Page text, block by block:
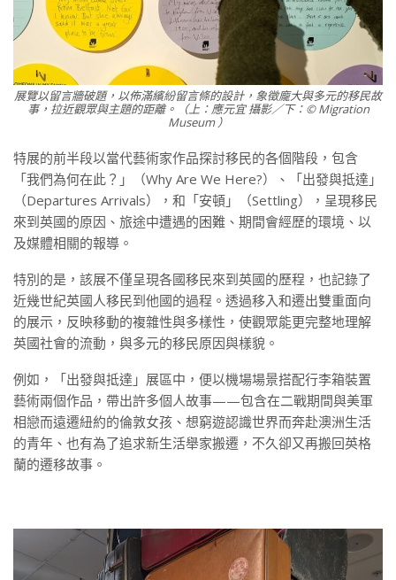
展覽以留言牆破題，以佈滿繽紛留言條的設計，象徵龐大與多元的移民故
事，拉近觀眾與主題的距離。（上：應元宜 攝影／下：© Migration
Museum ）
特展的前半段以當代藝術家作品探討移民的各個階段，包含
「我們為何在此？」（Why Are We Here?）、「出發與抵達」
（Departures Arrivals），和「安頓」（Settling），呈現移民
來到英國的原因、旅途中遭遇的困難、期間會經歷的環境、以
及媒體相關的報導。
特別的是，該展不僅呈現各國移民來到英國的歷程，也記錄了
近幾世紀英國人移民到他國的過程。透過移入和遷出雙重面向
的展示，反映移動的複雜性與多樣性，使觀眾能更完整地理解
英國社會的流動，與多元的移民原因與樣貌。
例如，「出發與抵達」展區中，便以機場場景搭配行李箱裝置
藝術兩個作品，帶出許多個人故事——包含在二戰期間與美軍
相戀而遠遷紐約的倫敦女孩、想窮遊認識世界而奔赴澳洲生活
的青年、也有為了追求新生活舉家搬遷，不久卻又再搬回英格
蘭的遷移故事。